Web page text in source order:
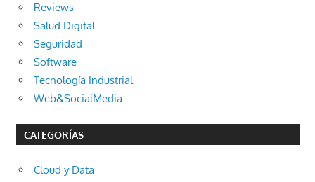
Reviews
Salud Digital
Seguridad
Software
Tecnología Industrial
Web&SocialMedia
CATEGORÍAS
Cloud y Data